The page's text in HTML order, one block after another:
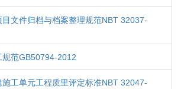
文件归档与档案整理规范NBT 32037-
范GB50794-2012
工单元工程质里评定标准NBT 32047-